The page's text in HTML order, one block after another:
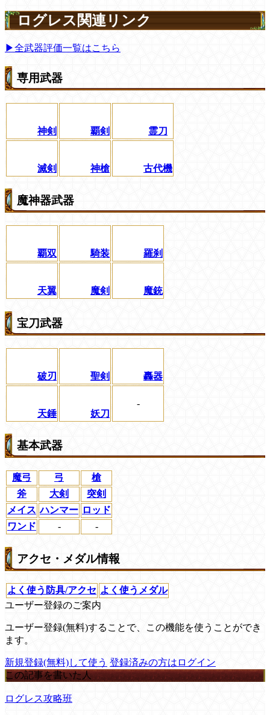
ログレス関連リンク
▶全武器評価一覧はこちら
専用武器
神剣 覇剣 霊刀
滅剣 神槍 古代機
魔神器武器
覇双 騎装 羅刹
天翼 魔剣 魔銃
宝刀武器
破刃 聖剣 轟器
天錘 妖刀
-
基本武器
魔弓 弓
槍
斧
大剣
突剣
メイス ハンマー ロッド
ワンド
- -
アクセ・メダル情報
よく使う防具/アクセ よく使うメダル
ユーザー登録のご案内
ユーザー登録(無料)することで、この機能を使うことができ
ます。
新規登録(無料)して使う 登録済みの方はログイン
この記事を書いた人
ログレス攻略班